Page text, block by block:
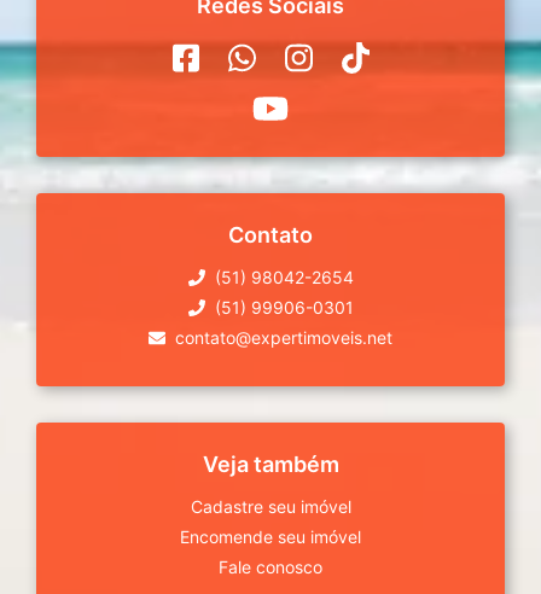
Redes Sociais
Contato
(51) 98042-2654
(51) 99906-0301
contato@expertimoveis.net
Veja também
Cadastre seu imóvel
Encomende seu imóvel
Fale conosco